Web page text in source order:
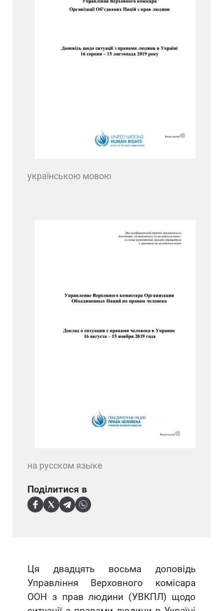
Ця двадцять восьма доповідь
Управління Верховного комісара
ООН з прав людини (УВКПЛ) щодо
українською мовою
на русском языке
Поділитися в